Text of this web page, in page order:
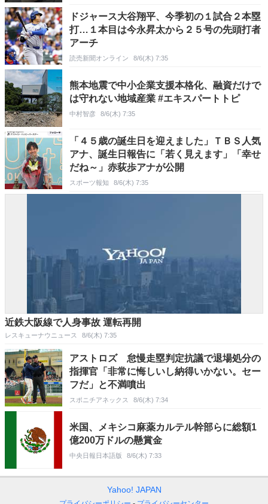
ドジャース大谷翔平、今季初の１試合２本塁
打…１本目は今永昇太から２５号の先頭打者
アーチ
読売新聞オンライン 8/6(木) 7:35
熊本地震で中小企業支援本格化、融資だけで
は守れない地域産業 #エキスパートトピ
中村智彦 8/6(木) 7:35
「４５歳の誕生日を迎えました」ＴＢＳ人気
アナ、誕生日報告に「若く見えます」「幸せ
だね～」赤荻歩アナが公開
スポーツ報知 8/6(木) 7:35
近鉄大阪線で人身事故 運転再開
レスキューナウニュース 8/6(木) 7:35
アストロズ 怠慢走塁判定抗議で退場処分の
指揮官「非常に悔しいし納得いかない。セー
フだ」と不満噴出
スポニチアネックス 8/6(木) 7:34
米国、メキシコ麻薬カルテル幹部らに総額1
億200万ドルの懸賞金
中央日報日本語版 8/6(木) 7:33
Yahoo! JAPAN